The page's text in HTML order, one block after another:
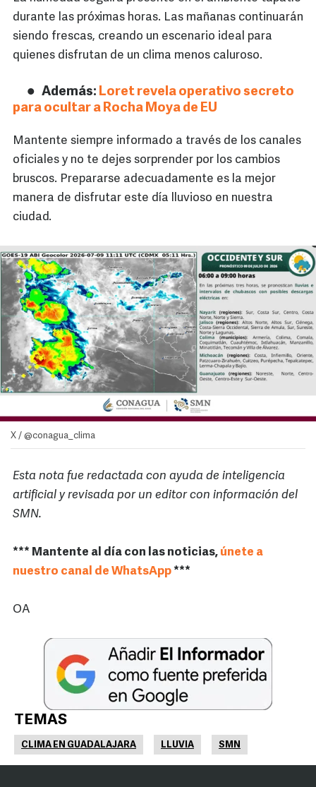
durante las próximas horas. Las mañanas continuarán
siendo frescas, creando un escenario ideal para
quienes disfrutan de un clima menos caluroso.
Además: Loret revela operativo secreto
para ocultar a Rocha Moya de EU
Mantente siempre informado a través de los canales
oficiales y no te dejes sorprender por los cambios
bruscos. Prepararse adecuadamente es la mejor
manera de disfrutar este día lluvioso en nuestra
ciudad.
X / @conagua_clima
Esta nota fue redactada con ayuda de inteligencia
artificial y revisada por un editor con información del
SMN.
*** Mantente al día con las noticias, únete a
nuestro canal de WhatsApp***
OA
TEMAS
CLIMA EN GUADALAJARA LLUVIA SMN